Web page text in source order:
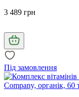
3 489 грн
Під замовлення